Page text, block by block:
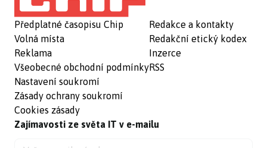
Předplatné časopisu Chip
Volná místa
Reklama
Všeobecné obchodní podmínky
Nastavení soukromí
Zásady ochrany soukromí
Cookies zásady
Redakce a kontakty
Redakční etický kodex
Inzerce
RSS
Zajímavosti ze světa IT v e-mailu